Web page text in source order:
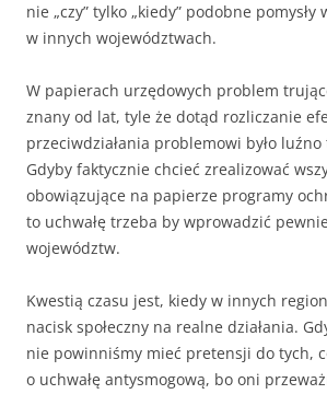
nie „czy” tylko „kiedy” podobne pomysły
w innych województwach.
W papierach urzędowych problem
znany od lat, tyle że dotąd rozliczanie
przeciwdziałania problemowi było
Gdyby faktycznie chcieć zrealizować
obowiązujące na papierze programy
to uchwałę trzeba by wprowadzić
województw.
Kwestią czasu jest, kiedy w innych
nacisk społeczny na realne działania.
nie powinniśmy mieć pretensji do tych,
o uchwałę antysmogową, bo oni